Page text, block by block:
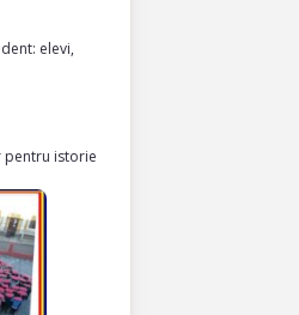
elevi,
pentru istorie